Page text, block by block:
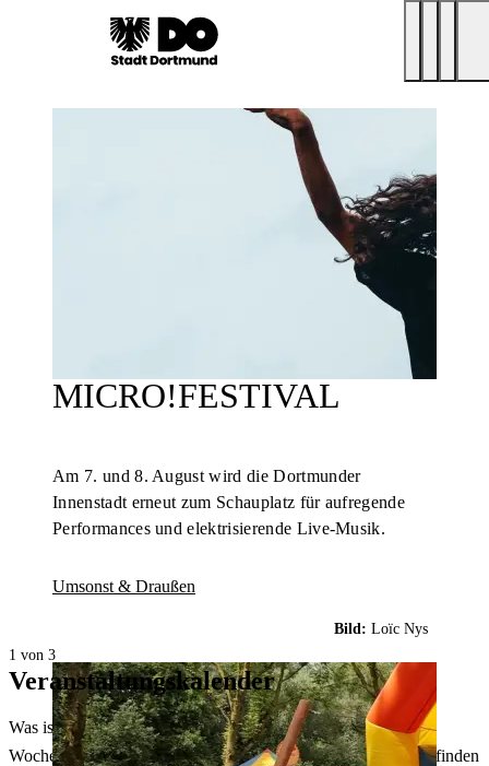
MICRO!FESTIVAL
Am 7. und 8. August wird die Dortmunder
Innenstadt erneut zum Schauplatz für aufregende
Performances und elektrisierende Live-Musik.
Umsonst & Draußen
Bild: Loïc Nys
1 von 3
Veranstaltungskalender
Was ist heute in Dortmund los? Welche Konzerte gibt es am
Wochenende? Im größten Veranstaltungskalender Dortmunds finden